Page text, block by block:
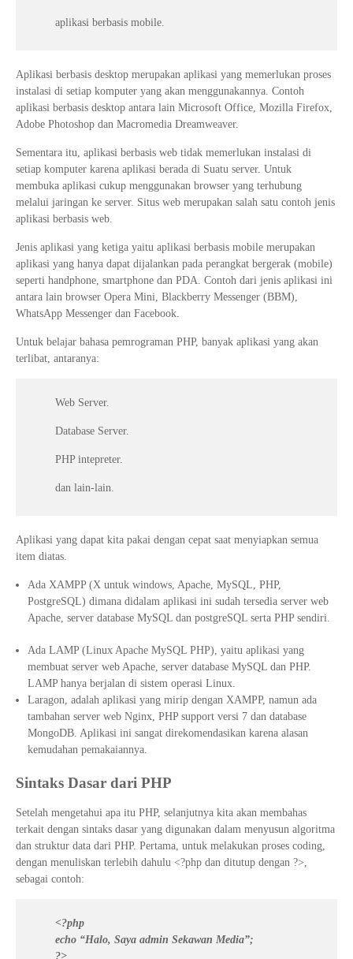
aplikasi berbasis mobile.
Aplikasi berbasis desktop merupakan aplikasi yang memerlukan proses
instalasi di setiap komputer yang akan menggunakannya. Contoh
aplikasi berbasis desktop antara lain Microsoft Office, Mozilla Firefox,
Adobe Photoshop dan Macromedia Dreamweaver.
Sementara itu, aplikasi berbasis web tidak memerlukan instalasi di
setiap komputer karena aplikasi berada di Suatu server. Untuk
membuka aplikasi cukup menggunakan browser yang terhubung
melalui jaringan ke server. Situs web merupakan salah satu contoh jenis
aplikasi berbasis web.
Jenis aplikasi yang ketiga yaitu aplikasi berbasis mobile merupakan
aplikasi yang hanya dapat dijalankan pada perangkat bergerak (mobile)
seperti handphone, smartphone dan PDA. Contoh dari jenis aplikasi ini
antara lain browser Opera Mini, Blackberry Messenger (BBM),
WhatsApp Messenger dan Facebook.
Untuk belajar bahasa pemrograman PHP, banyak aplikasi yang akan
terlibat, antaranya:
Web Server.
Database Server.
PHP intepreter.
dan lain-lain.
Aplikasi yang dapat kita pakai dengan cepat saat menyiapkan semua
item diatas.
Ada XAMPP (X untuk windows, Apache, MySQL, PHP,
PostgreSQL) dimana didalam aplikasi ini sudah tersedia server web
Apache, server database MySQL dan postgreSQL serta PHP sendiri.
Ada LAMP (Linux Apache MySQL PHP), yaitu aplikasi yang
membuat server web Apache, server database MySQL dan PHP.
LAMP hanya berjalan di sistem operasi Linux.
Laragon, adalah aplikasi yang mirip dengan XAMPP, namun ada
tambahan server web Nginx, PHP support versi 7 dan database
MongoDB. Aplikasi ini sangat direkomendasikan karena alasan
kemudahan pemakaiannya.
Sintaks Dasar dari PHP
Setelah mengetahui apa itu PHP, selanjutnya kita akan membahas
terkait dengan sintaks dasar yang digunakan dalam menyusun algoritma
dan struktur data dari PHP. Pertama, untuk melakukan proses coding,
dengan menuliskan terlebih dahulu <?php dan ditutup dengan ?>,
sebagai contoh:
<?php
echo “Halo, Saya admin Sekawan Media”;
?>